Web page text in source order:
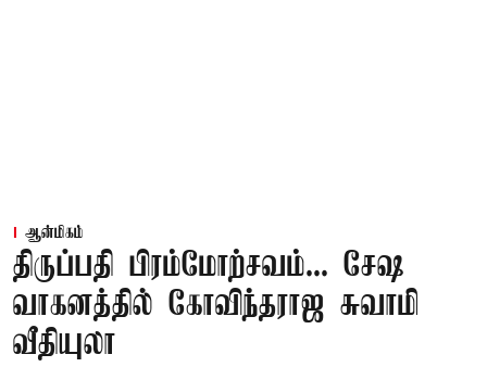
ஆன்மிகம்
திருப்பதி பிரம்மோற்சவம்... சேஷ
வாகனத்தில் கோவிந்தராஜ சுவாமி
வீதியுலா